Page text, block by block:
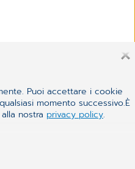
Puoi accettare i cookie
momento successivo.È
nostra privacy policy.